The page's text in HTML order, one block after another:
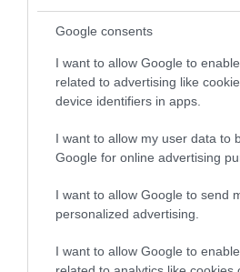
Google consents
I want to allow Google to
related to advertising like
device identifiers in apps.
I want to allow my user data to
Google for online advertising
I want to allow Google to send
personalized advertising.
I want to allow Google to
Tovább bonyolódik a